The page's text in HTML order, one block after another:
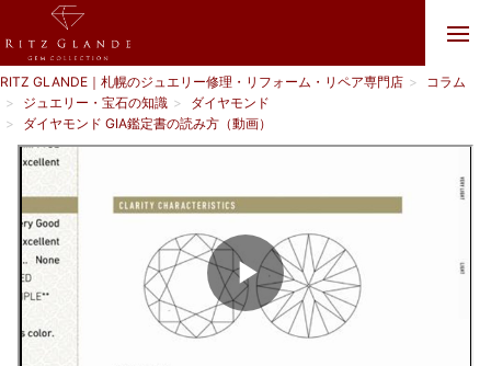
RITZ GLANDE｜札幌のジュエリー修理・リフォーム・リペア専門店
コラム
ジュエリー・宝石の知識
ダイヤモンド
ダイヤモンド GIA鑑定書の読み方（動画）